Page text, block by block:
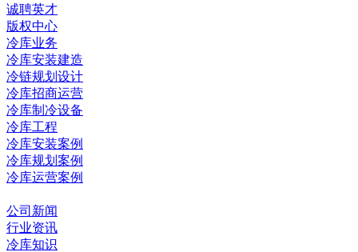
诚聘英才
版权中心
冷库业务
冷库安装建造
冷链规划设计
冷库招商运营
冷库制冷设备
冷库工程
冷库安装案例
冷库规划案例
冷库运营案例
公司新闻
行业资讯
冷库知识